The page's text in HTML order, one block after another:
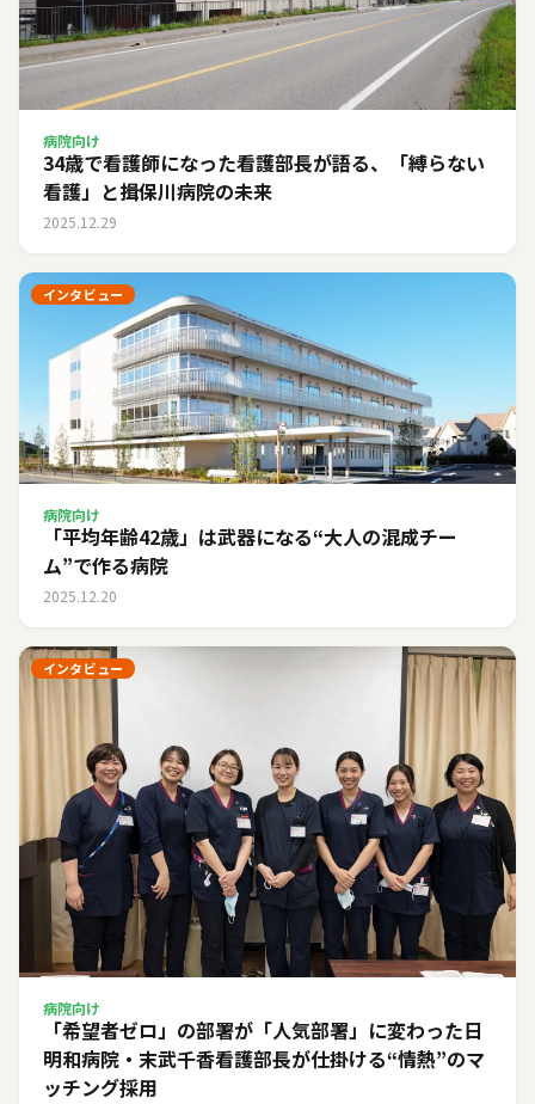
病院向け
34歳で看護師になった看護部長が語る、「縛らない
看護」と揖保川病院の未来
2025.12.29
インタビュー
病院向け
「平均年齢42歳」は武器になる――“大人の混成チー
ム”で作る病院
2025.12.20
インタビュー
病院向け
「希望者ゼロ」の部署が「人気部署」に変わった日――
明和病院・末武千香看護部長が仕掛ける“情熱”のマ
ッチング採用